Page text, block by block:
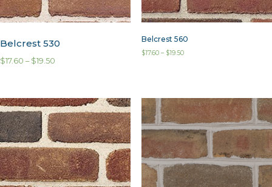
Belcrest 530
$17.60 – $19.50
Belcrest 560
$17.60– $19.50